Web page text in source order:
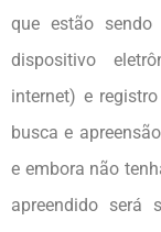
que estão
dispositivo
internet) e
busca e
e embora não
apreendido será